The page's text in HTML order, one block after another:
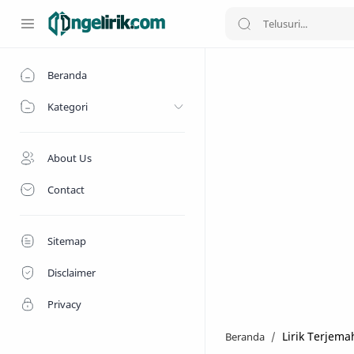
Beranda
Kategori
About Us
Contact
Sitemap
Disclaimer
Privacy
Beranda Lirik